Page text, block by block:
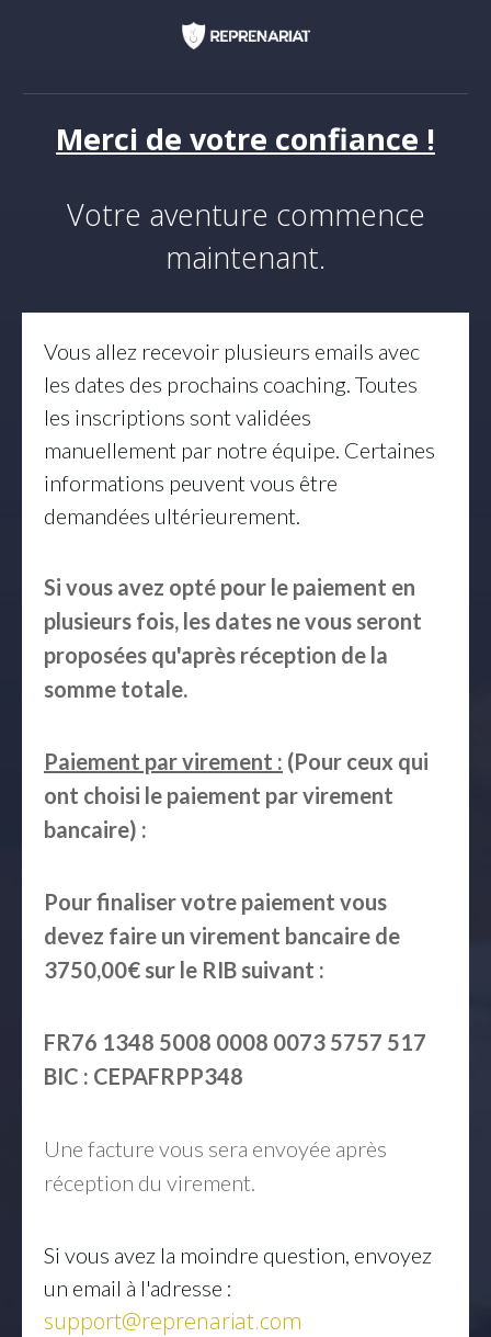
Merci de votre confiance !
Votre aventure commence
maintenant.
Vous allez recevoir plusieurs emails avec
les dates des prochains coaching. Toutes
les inscriptions sont validées
manuellement par notre équipe. Certaines
informations peuvent vous être
demandées ultérieurement.
Si vous avez opté pour le paiement en
plusieurs fois, les dates ne vous seront
proposées qu'après réception de la
somme totale.
Paiement par virement : (Pour ceux qui
ont choisi le paiement par virement
bancaire) :
Pour finaliser votre paiement vous
devez faire un virement bancaire de
3750,00€ sur le RIB suivant :
FR76 1348 5008 0008 0073 5757 517
BIC : CEPAFRPP348
Une facture vous sera envoyée après
réception du virement.
Si vous avez la moindre question, envoyez
un email à l'adresse :
support@reprenariat.com